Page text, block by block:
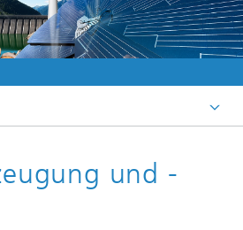
Prognose und Regelung
und -